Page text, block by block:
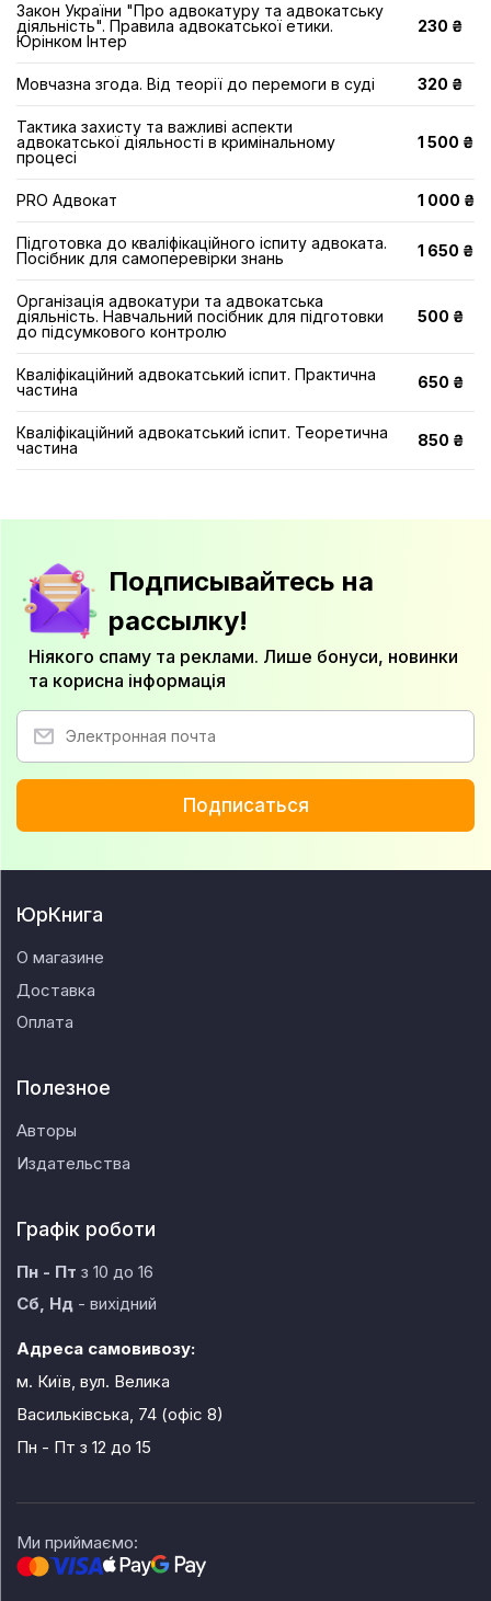
Закон України "Про адвокатуру та адвокатську
діяльність". Правила адвокатської етики.
Юрінком Інтер
230 ₴
Мовчазна згода. Від теорії до перемоги в суді 320 ₴
Тактика захисту та важливі аспекти
адвокатської діяльності в кримінальному
процесі
1 500 ₴
PRO Адвокат 1 000 ₴
Підготовка до кваліфікаційного іспиту адвоката.
Посібник для самоперевірки знань
1 650 ₴
Організація адвокатури та адвокатська
діяльність. Навчальний посібник для підготовки
до підсумкового контролю
500 ₴
Кваліфікаційний адвокатський іспит. Практична
частина
650 ₴
Кваліфікаційний адвокатський іспит. Теоретична
частина
850 ₴
Подписывайтесь на
рассылку!
Ніякого спаму та реклами. Лише бонуси, новинки
та корисна інформація
Подписаться
ЮрКнига
О магазине
Доставка
Оплата
Полезное
Авторы
Издательства
Графік роботи
Пн - Пт з 10 до 16
Сб, Нд - вихідний
Адреса самовивозу:
м. Київ, вул. Велика
Васильківська, 74 (офіс 8)
Пн - Пт з 12 до 15
Ми приймаємо: